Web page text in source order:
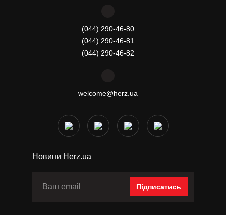
(044) 290-46-80
(044) 290-46-81
(044) 290-46-82
welcome@herz.ua
Новини Herz.ua
Підписатись